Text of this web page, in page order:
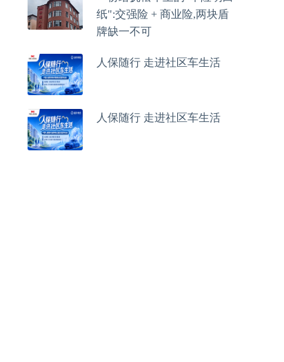
纸":交强险 + 商业险,两块盾
牌缺一不可
人保随行 走进社区车生活
人保随行 走进社区车生活